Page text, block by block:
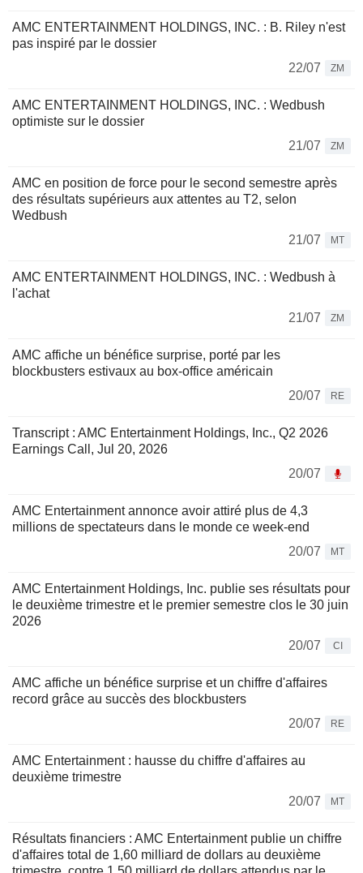
AMC ENTERTAINMENT HOLDINGS, INC. : B. Riley n'est
pas inspiré par le dossier
22/07
ZM
AMC ENTERTAINMENT HOLDINGS, INC. : Wedbush
optimiste sur le dossier
21/07
ZM
AMC en position de force pour le second semestre après
des résultats supérieurs aux attentes au T2, selon
Wedbush
21/07
MT
AMC ENTERTAINMENT HOLDINGS, INC. : Wedbush à
l'achat
21/07
ZM
AMC affiche un bénéfice surprise, porté par les
blockbusters estivaux au box-office américain
20/07
RE
Transcript : AMC Entertainment Holdings, Inc., Q2 2026
Earnings Call, Jul 20, 2026
20/07
AMC Entertainment annonce avoir attiré plus de 4,3
millions de spectateurs dans le monde ce week-end
20/07
MT
AMC Entertainment Holdings, Inc. publie ses résultats pour
le deuxième trimestre et le premier semestre clos le 30 juin
2026
20/07
CI
AMC affiche un bénéfice surprise et un chiffre d'affaires
record grâce au succès des blockbusters
20/07
RE
AMC Entertainment : hausse du chiffre d'affaires au
deuxième trimestre
20/07
MT
Résultats financiers : AMC Entertainment publie un chiffre
d'affaires total de 1,60 milliard de dollars au deuxième